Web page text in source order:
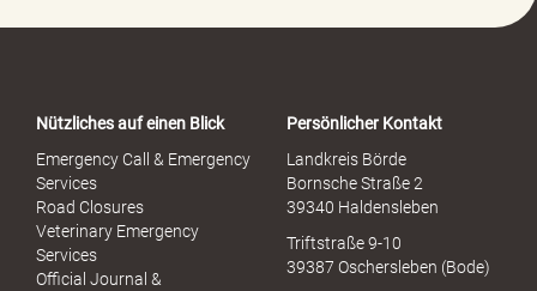
o
Nützliches auf einen Blick
Emergency Call & Emergency
Services
Road Closures
Veterinary Emergency
Services
Official Journal &
Persönlicher Kontakt
Landkreis Börde
Bornsche Straße 2
39340 Haldensleben
Triftstraße 9-10
39387 Oschersleben (Bode)